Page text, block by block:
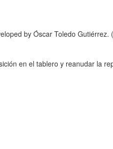
by Óscar Toledo Gutiérrez.
en el tablero y reanudar la